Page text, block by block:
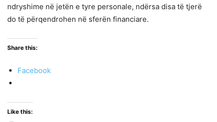
ndryshime në jetën e tyre personale, ndërsa disa të tjerë
do të përqendrohen në sferën financiare.
Share this:
Facebook
Like this: